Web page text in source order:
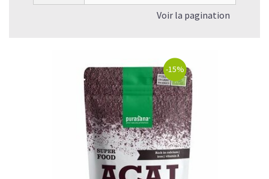
Voir la pagination
-15%